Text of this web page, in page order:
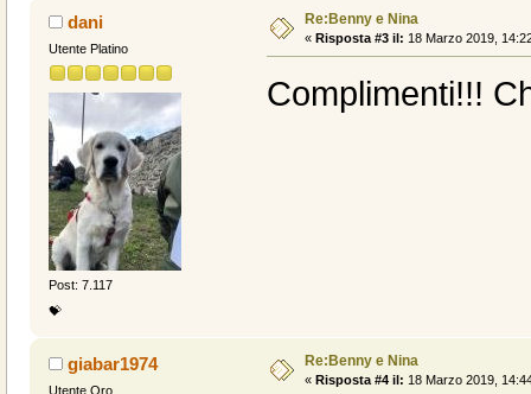
dani
Utente Platino
Post: 7.117
💝
Re:Benny e Nina
« Risposta #3 il: 18 Marzo 2019,
Complimenti!!!
giabar1974
Utente Oro
Re:Benny e Nina
« Risposta #4 il: 18 Marzo 2019,